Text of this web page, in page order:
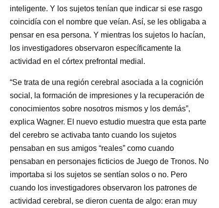
inteligente. Y los sujetos tenían que indicar si ese rasgo
coincidía con el nombre que veían. Así, se les obligaba a
pensar en esa persona. Y mientras los sujetos lo hacían,
los investigadores observaron específicamente la
actividad en el córtex prefrontal medial.
“Se trata de una región cerebral asociada a la cognición
social, la formación de impresiones y la recuperación de
conocimientos sobre nosotros mismos y los demás”,
explica Wagner. El nuevo estudio muestra que esta parte
del cerebro se activaba tanto cuando los sujetos
pensaban en sus amigos “reales” como cuando
pensaban en personajes ficticios de Juego de Tronos. No
importaba si los sujetos se sentían solos o no. Pero
cuando los investigadores observaron los patrones de
actividad cerebral, se dieron cuenta de algo: eran muy